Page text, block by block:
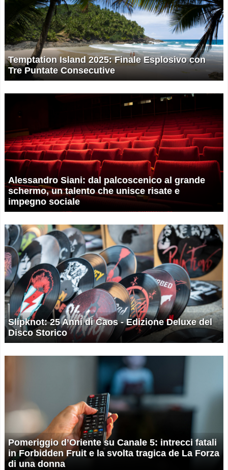
Temptation Island 2025: Finale Esplosivo con
Tre Puntate Consecutive
Alessandro Siani: dal palcoscenico al grande
schermo, un talento che unisce risate e
impegno sociale
Slipknot: 25 Anni di Caos - Edizione Deluxe del
Disco Storico
Pomeriggio d’Oriente su Canale 5: intrecci fatali
in Forbidden Fruit e la svolta tragica de La Forza
di una donna